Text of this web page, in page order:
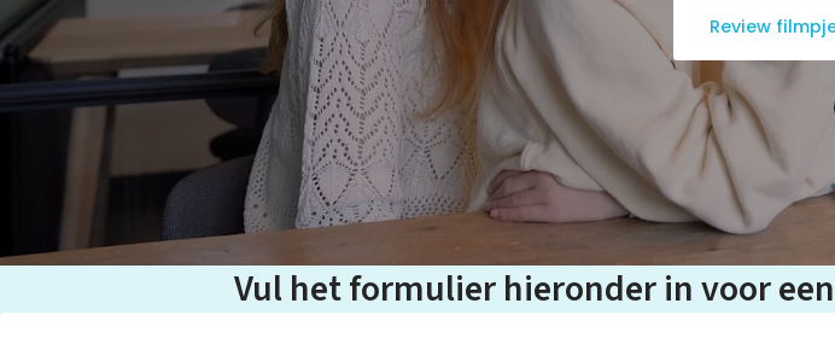
Review
Vul het formulier hieronder in voor